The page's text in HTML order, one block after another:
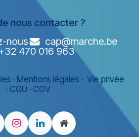
nous contacter ?
nous
cap@marche.be
470 016 963
· Mentions légales · Vie privée
· CGU · CGV